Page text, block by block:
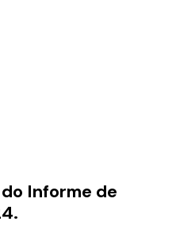
Informe de